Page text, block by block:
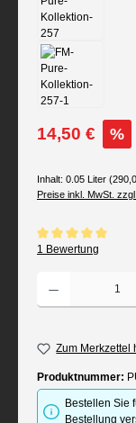
Verkaufspreis:
14,50 € %
Inhalt: 0.05 Liter
Preise inkl. MwSt.
Durchschnittliche
1 Bewertung
Produkt Anzahl: Gib
Zum Merkzettel
Produktnummer:
Bestellen Sie
Bestellung